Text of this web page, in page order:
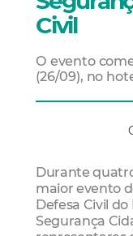
Civil
O evento
(26/09), no
Durante
maior evento
Defesa Civil
Segurança